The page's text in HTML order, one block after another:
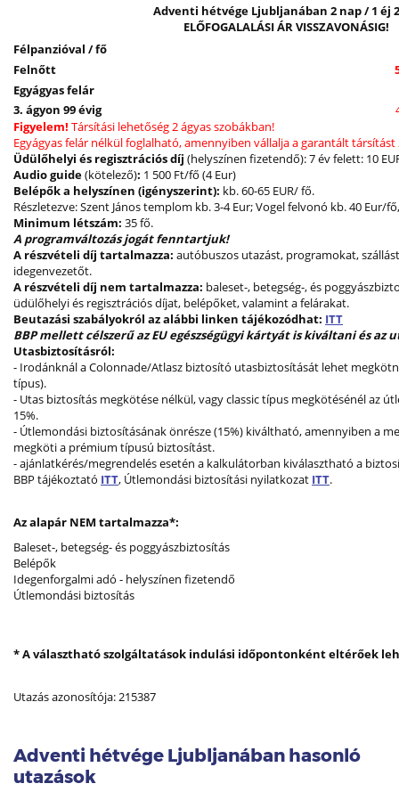
Adventi hétvége Ljubljanában 2 nap / 1 éj
ELŐFOGALALÁSI ÁR VISSZAVONÁSIG!
Félpanzióval / fő
Felnőtt
Egyágyas felár
3. ágyon 99 évig
Figyelem! Társítási lehetőség 2 ágyas szobákban!
Egyágyas felár nélkül foglalható, amennyiben vállalja a garantált társítást
Üdülőhelyi és regisztrációs díj (helyszínen fizetendő): 7 év felett: 10
Audio guide(kötelező): 1 500 Ft/fő (4 Eur)
Belépők a helyszínen (igényszerint): kb. 60-65 EUR/ fő.
Részletezve: Szent János templom kb. 3-4 Eur; Vogel felvonó kb. 40 Eur/
Minimum létszám: 35 fő.
A programváltozás jogát fenntartjuk!
A részvételi díj tartalmazza: autóbuszos utazást, programokat,
idegenvezetőt.
A részvételi díj nem tartalmazza: baleset-, betegség-, és
üdülőhelyi és regisztrációs díjat, belépőket, valamint a felárakat.
Beutazási szabályokról az alábbi linken tájékozódhat: ITT
BBP mellett célszerű az EU egészségügyi kártyát is kiváltani és az
Utasbiztosításról:
- Irodánknál a Colonnade/Atlasz biztosító utasbiztosítását lehet
típus).
- Utas biztosítás megkötése nélkül, vagy classic típus megkötésénél az
15%.
- Útlemondási biztosításának önrésze (15%) kiváltható, amennyiben a
megköti a prémium típusú biztosítást.
- ajánlatkérés/megrendelés esetén a kalkulátorban kiválasztható a
BBP tájékoztató ITT, Útlemondási biztosítási nyilatkozat ITT.
Az alapár NEM tartalmazza*:
Baleset-, betegség- és poggyászbiztosítás
Belépők
Idegenforgalmi adó - helyszínen fizetendő
Útlemondási biztosítás
* A választható szolgáltatások indulási időpontonként eltérőek
Utazás azonosítója: 215387
Adventi hétvége Ljubljanában hasonló
utazások